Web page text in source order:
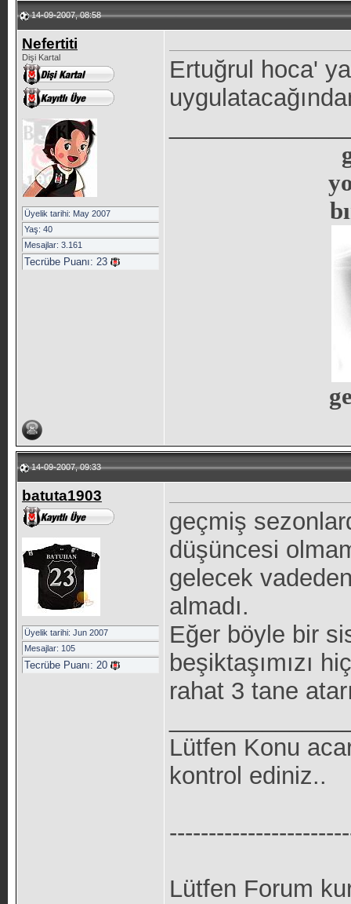
14-09-2007, 08:58
Nefertiti
Dişi Kartal
Üyelik tarihi: May 2007
Yaş: 40
Mesajlar: 3.161
Tecrübe Puanı: 23
Ertuğrul hoca'
14-09-2007, 09:33
batuta1903
Üyelik tarihi: Jun 2007
Mesajlar: 105
Tecrübe Puanı: 20
geçmiş
düşüncesi
gelecek
almadı.
Eğer böyle bir
beşiktaşımızı
rahat 3 tane
Lütfen Konu
kontrol ediniz..
Lütfen Forum